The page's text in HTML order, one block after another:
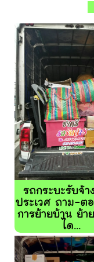
รถกระบะรับจ้า
ประเวศ ถาม-ต
การย้ายบ้าน ย้า
ได...